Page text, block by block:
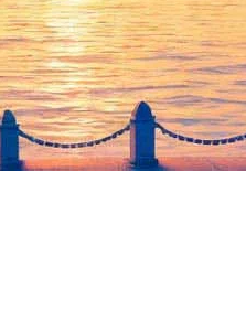
2012, среда